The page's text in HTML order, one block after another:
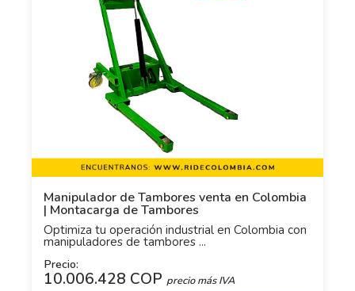
Manipulador de Tambores venta en Colombia
| Montacarga de Tambores
Optimiza tu operación industrial en Colombia con
manipuladores de tambores ...
Precio:
10.006.428 COPprecio más IVA